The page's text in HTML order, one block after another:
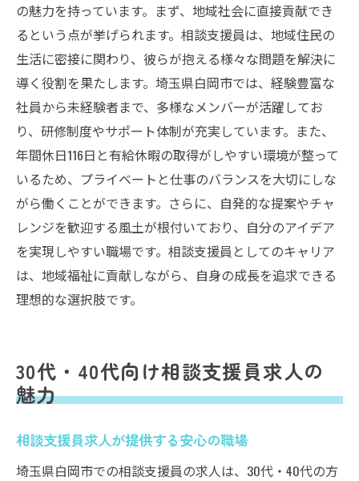
の魅力を持っています。まず、地域社会に直接貢献でき
るという点が挙げられます。相談支援員は、地域住民の
生活に密接に関わり、彼らが抱える様々な問題を解決に
導く役割を果たします。埼玉県白岡市では、経験豊富な
社員から未経験者まで、多様なメンバーが活躍してお
り、研修制度やサポート体制が充実しています。また、
年間休日116日と有給休暇の取得がしやすい環境が整って
いるため、プライベートと仕事のバランスを大切にしな
がら働くことができます。さらに、自発的な提案やチャ
レンジを歓迎する風土が根付いており、自分のアイデア
を実現しやすい職場です。相談支援員としてのキャリア
は、地域福祉に貢献しながら、自身の成長を追求できる
理想的な選択肢です。
30代・40代向け相談支援員求人の
魅力
相談支援員求人が提供する安心の職場
埼玉県白岡市での相談支援員の求人は、30代・40代の方